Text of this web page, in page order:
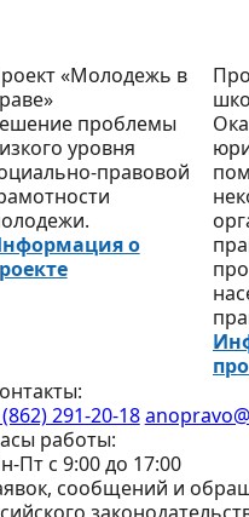
«Молодежь в
проблемы
уровня
правовой
о
291-20-18
работы:
Пт с 9:00 до 17:00
сообщений и